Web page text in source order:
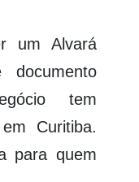
um Alvará
documento
tem
Curitiba.
para quem